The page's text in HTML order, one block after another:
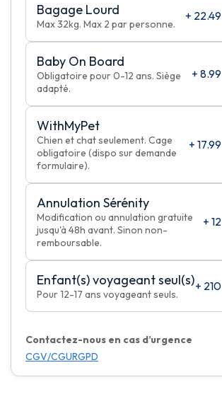
Bagage Lourd
Max 32kg. Max 2 par personne.
+ 22.49
Baby On Board
Obligatoire pour 0-12 ans. Siège
adapté.
+ 8.99
WithMyPet
Chien et chat seulement. Cage
obligatoire (dispo sur demande
formulaire).
+ 17.99
Annulation Sérénity
Modification ou annulation gratuite
jusqu'à 48h avant. Sinon non-
remboursable.
+ 12
Enfant(s) voyageant seul(s)
Pour 12-17 ans voyageant seuls.
+ 210
Contactez-nous en cas d’urgence
CGV/CGURGPD